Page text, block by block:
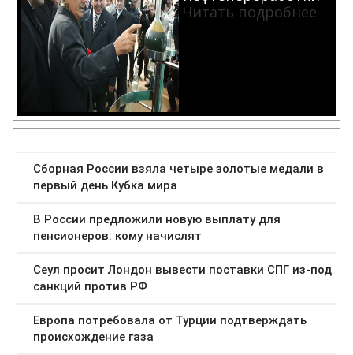
Читать подробнее